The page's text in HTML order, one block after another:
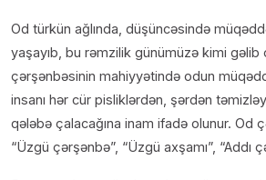
Od türkün ağlında, düşüncəsində
yaşayıb, bu rəmzilik günümüzə kimi gəlib
çərşənbəsinin mahiyyətində odun
insanı hər cür pisliklərdən, şərdən
qələbə çalacağına inam ifadə olunur. Od
“Üzgü çərşənbə”, “Üzgü axşamı”, “Addı